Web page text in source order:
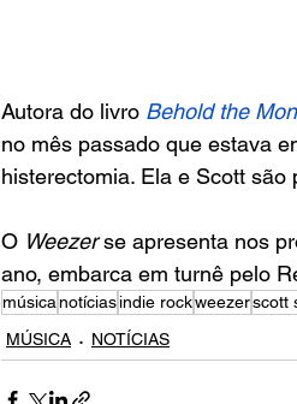
Autora do livro Behold the
no mês passado que estava
histerectomia. Ela e Scott
O Weezer se apresenta nos
ano, embarca em turnê pelo
músicanotíciasindie rockweezerscott
MÚSICA
NOTÍCIAS